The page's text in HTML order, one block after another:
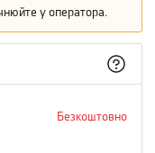
у оператора.
Безкоштовно